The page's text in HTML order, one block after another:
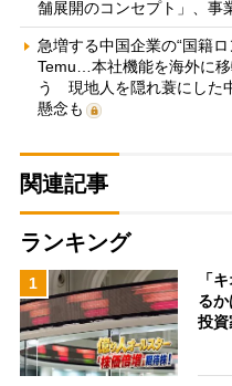
舗展開のコンセプト」、事
急増する中国企業の“国籍
Temu…本社機能を海外に
う 現地人を隠れ蓑にした
懸念も
関連記事
ランキング
1
「
る
投